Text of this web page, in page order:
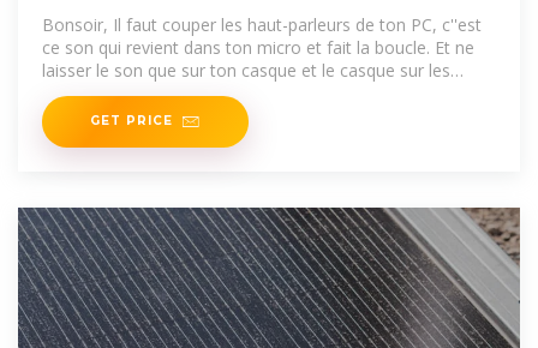
son dans son micro?
Bonsoir, Il faut couper les haut-parleurs de ton PC, c''est
ce son qui revient dans ton micro et fait la boucle. Et ne
laisser le son que sur ton casque et le casque sur les
oreilles,
GET PRICE